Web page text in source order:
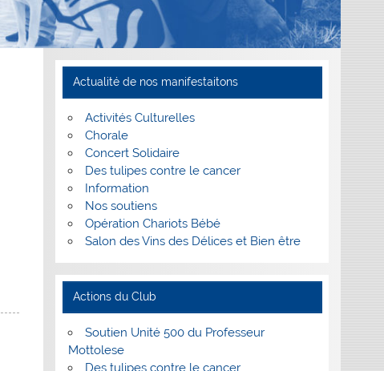
Actualité de nos manifestaitons
Activités Culturelles
Chorale
Concert Solidaire
Des tulipes contre le cancer
Information
Nos soutiens
Opération Chariots Bébé
Salon des Vins des Délices et Bien être
Actions du Club
Soutien Unité 500 du Professeur
Mottolese